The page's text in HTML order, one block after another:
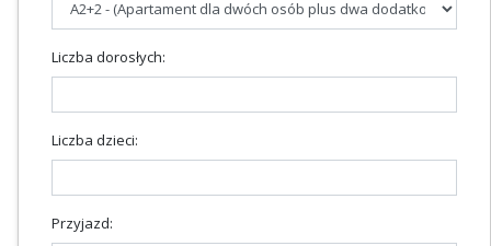
Liczba dorosłych:
Liczba dzieci:
Przyjazd: